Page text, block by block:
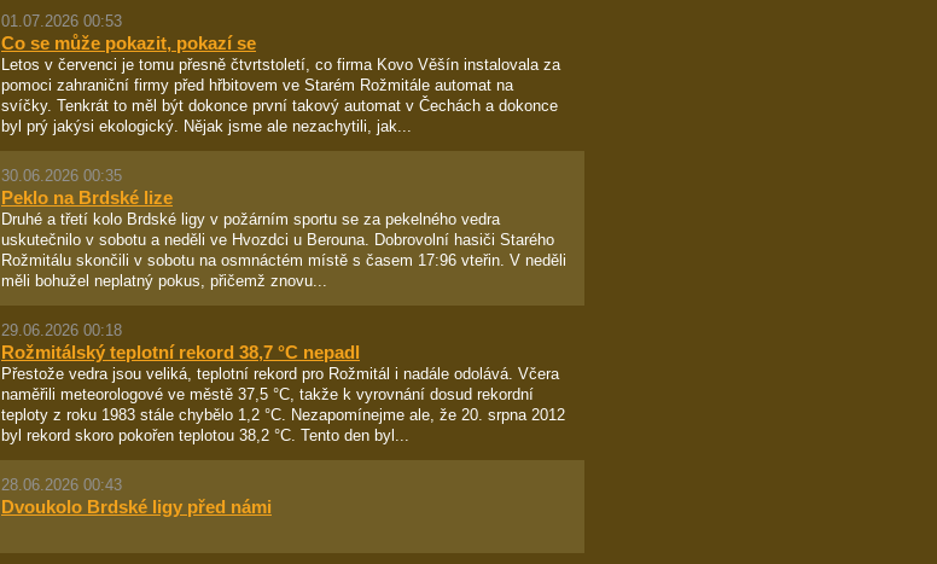
01.07.2026 00:53
Co se může pokazit, pokazí se
Letos v červenci je tomu přesně čtvrtstoletí, co firma Kovo Věšín instalovala za
pomoci zahraniční firmy před hřbitovem ve Starém Rožmitále automat na
svíčky. Tenkrát to měl být dokonce první takový automat v Čechách a dokonce
byl prý jakýsi ekologický. Nějak jsme ale nezachytili, jak...
30.06.2026 00:35
Peklo na Brdské lize
Druhé a třetí kolo Brdské ligy v požárním sportu se za pekelného vedra
uskutečnilo v sobotu a neděli ve Hvozdci u Berouna. Dobrovolní hasiči Starého
Rožmitálu skončili v sobotu na osmnáctém místě s časem 17:96 vteřin. V neděli
měli bohužel neplatný pokus, přičemž znovu...
29.06.2026 00:18
Rožmitálský teplotní rekord 38,7 °C nepadl
Přestože vedra jsou veliká, teplotní rekord pro Rožmitál i nadále odolává. Včera
naměřili meteorologové ve městě 37,5 °C, takže k vyrovnání dosud rekordní
teploty z roku 1983 stále chybělo 1,2 °C. Nezapomínejme ale, že 20. srpna 2012
byl rekord skoro pokořen teplotou 38,2 °C. Tento den byl...
28.06.2026 00:43
Dvoukolo Brdské ligy před námi